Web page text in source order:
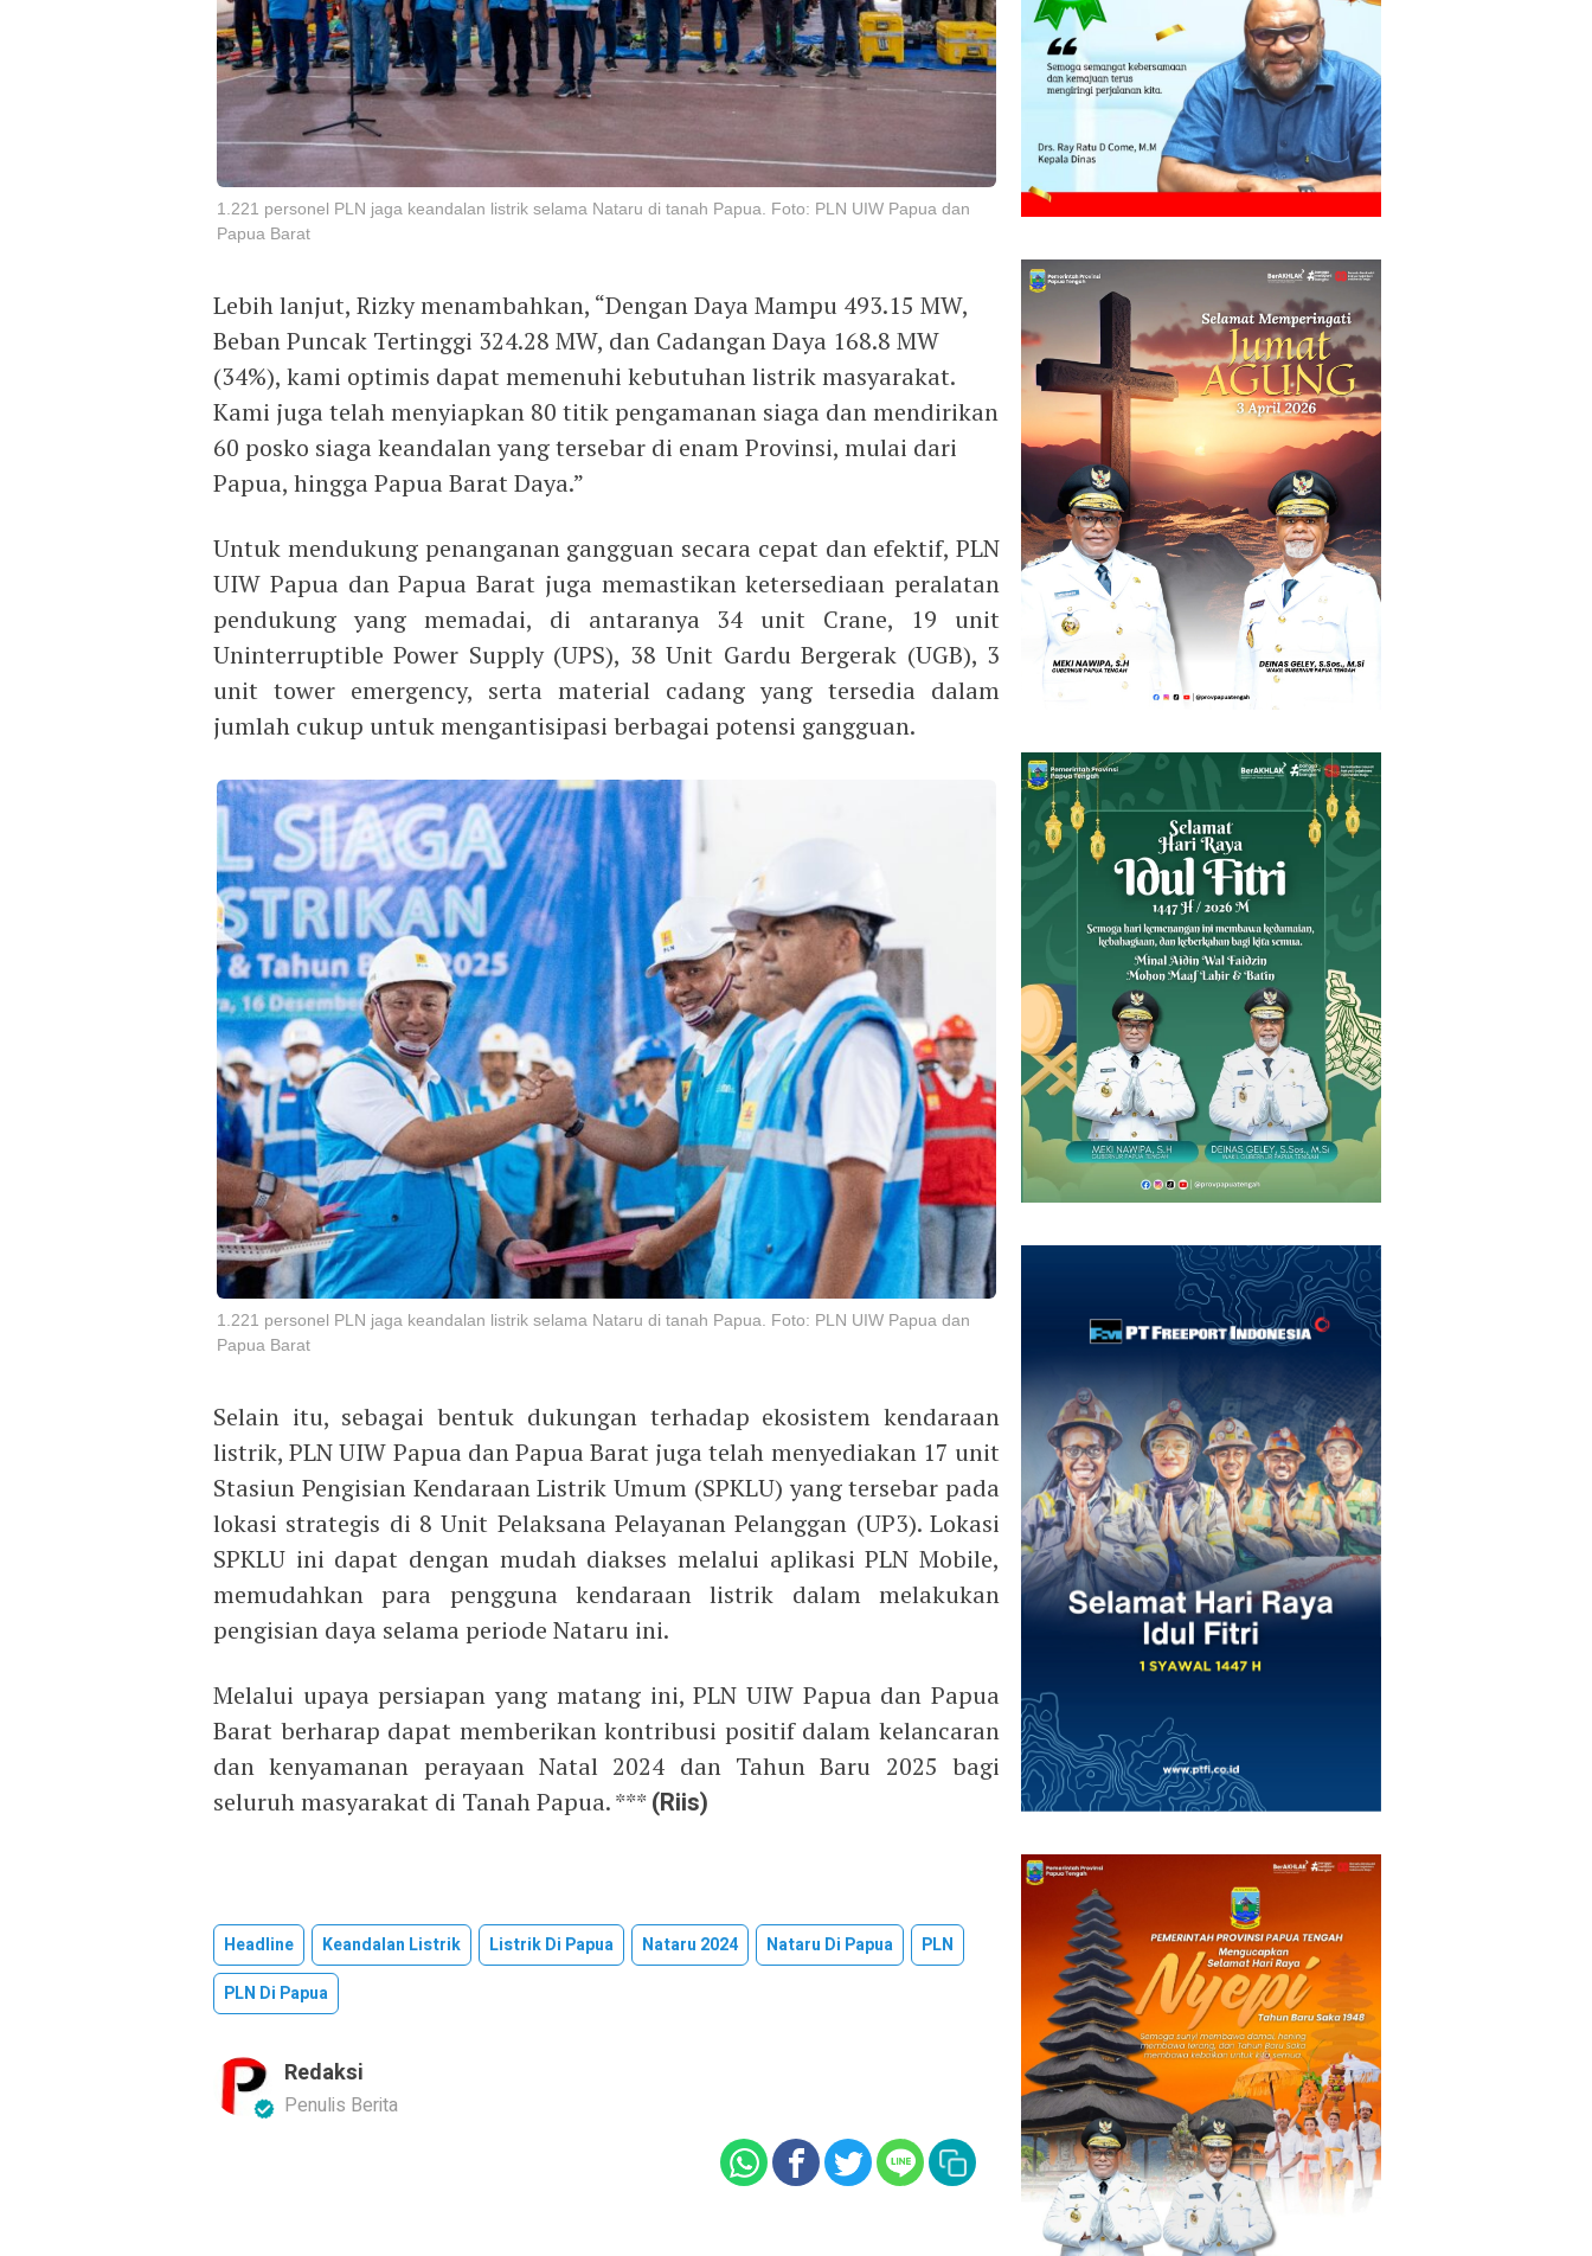
1.221 personel PLN jaga keandalan listrik selama Nataru di tanah Papua. Foto: PLN UIW Papua dan
Papua Barat
Lebih lanjut, Rizky menambahkan, “Dengan Daya Mampu 493.15 MW,
Beban Puncak Tertinggi 324.28 MW, dan Cadangan Daya 168.8 MW
(34%), kami optimis dapat memenuhi kebutuhan listrik masyarakat.
Kami juga telah menyiapkan 80 titik pengamanan siaga dan mendirikan
60 posko siaga keandalan yang tersebar di enam Provinsi, mulai dari
Papua, hingga Papua Barat Daya.”
Untuk mendukung penanganan gangguan secara cepat dan efektif, PLN
UIW Papua dan Papua Barat juga memastikan ketersediaan peralatan
pendukung yang memadai, di antaranya 34 unit Crane, 19 unit
Uninterruptible Power Supply (UPS), 38 Unit Gardu Bergerak (UGB), 3
unit tower emergency, serta material cadang yang tersedia dalam
jumlah cukup untuk mengantisipasi berbagai potensi gangguan.
1.221 personel PLN jaga keandalan listrik selama Nataru di tanah Papua. Foto: PLN UIW Papua dan
Papua Barat
Selain itu, sebagai bentuk dukungan terhadap ekosistem kendaraan
listrik, PLN UIW Papua dan Papua Barat juga telah menyediakan 17 unit
Stasiun Pengisian Kendaraan Listrik Umum (SPKLU) yang tersebar pada
lokasi strategis di 8 Unit Pelaksana Pelayanan Pelanggan (UP3). Lokasi
SPKLU ini dapat dengan mudah diakses melalui aplikasi PLN Mobile,
memudahkan para pengguna kendaraan listrik dalam melakukan
pengisian daya selama periode Nataru ini.
Melalui upaya persiapan yang matang ini, PLN UIW Papua dan Papua
Barat berharap dapat memberikan kontribusi positif dalam kelancaran
dan kenyamanan perayaan Natal 2024 dan Tahun Baru 2025 bagi
seluruh masyarakat di Tanah Papua. ***(Riis)
Headline Keandalan Listrik Listrik Di Papua Nataru 2024 Nataru Di Papua
PLN
PLN Di Papua
Redaksi
Penulis Berita